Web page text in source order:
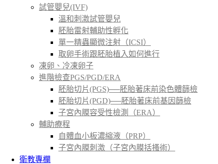
試管嬰兒(IVF)
溫和刺激試管嬰兒
胚胎雷射輔助性孵化
單一精蟲顯微注射（ICSI）
取卵手術跟胚胎植入如何進行
凍卵、冷凍卵子
進階檢查PGS/PGD/ERA
胚胎切片(PGS)──胚胎著床前染色體篩檢
胚胎切片(PGD)──胚胎著床前基因篩檢
子宮內膜容受性檢測（ERA）
輔助療程
自體血小板濃縮液（PRP）
子宮內膜刺激（子宮內膜括搔術）
衛教專欄